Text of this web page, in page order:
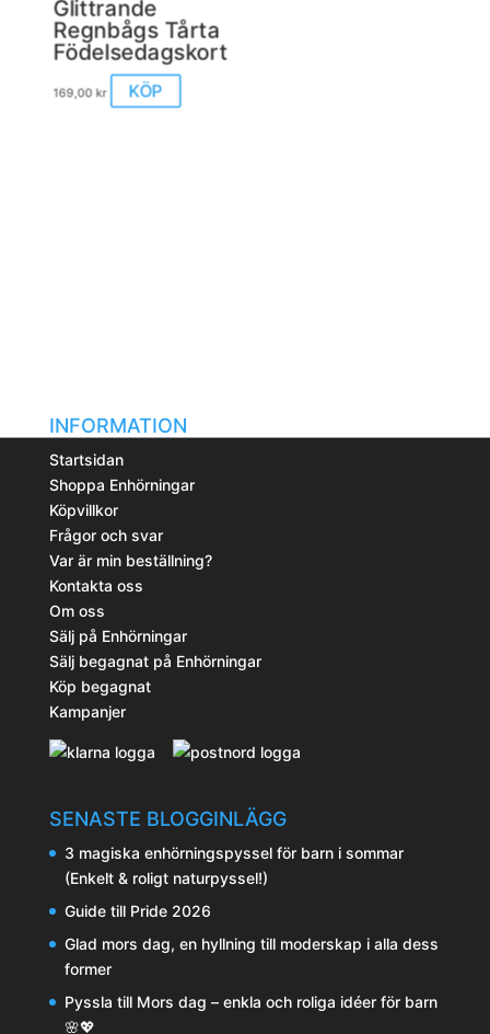
olika
alternativen
kan
Glittrande
Regnbågs Tårta
Födelsedagskort
169,00 kr KÖP
INFORMATION
Startsidan
Shoppa Enhörningar
Köpvillkor
Frågor och svar
Var är min beställning?
Kontakta oss
Om oss
Sälj på Enhörningar
Sälj begagnat på Enhörningar
Köp begagnat
Kampanjer
SENASTE BLOGGINLÄGG
3 magiska enhörningspyssel för barn i sommar
(Enkelt & roligt naturpyssel!)
Guide till Pride 2026
Glad mors dag, en hyllning till moderskap i alla dess
former
Pyssla till Mors dag – enkla och roliga idéer för barn
🌸💖